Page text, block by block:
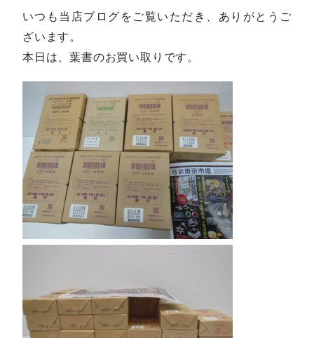
いつも当店ブログをご覧いただき、ありがとうご
ざいます。
本日は、葉書のお買い取りです。